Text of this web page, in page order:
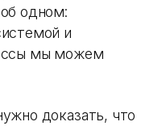
одном:
и
мы можем
доказать, что